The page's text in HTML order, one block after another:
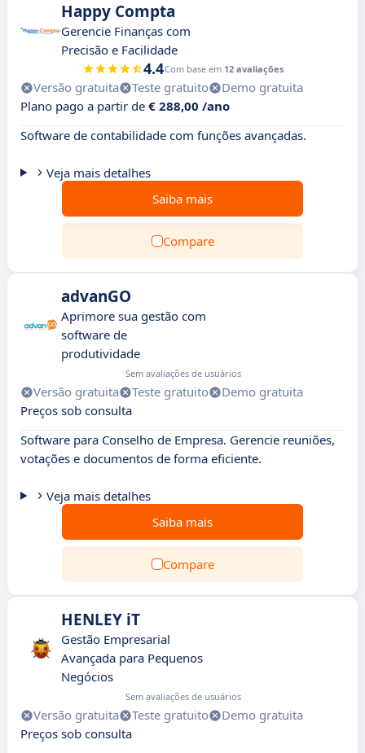
Happy Compta
Gerencie Finanças com
Precisão e Facilidade
4.4Com base em 12 avaliações
Versão gratuita Teste gratuito
Demo gratuita
Plano pago a partir de € 288,00 /ano
Software de contabilidade com funções avançadas.
Veja mais detalhes
Saiba mais
Compare
advanGO
Aprimore sua gestão com
software de
produtividade
Sem avaliações de usuários
Versão gratuita Teste gratuito
Demo gratuita
Preços sob consulta
Software para Conselho de Empresa. Gerencie reuniões,
votações e documentos de forma eficiente.
Veja mais detalhes
Saiba mais
Compare
HENLEY iT
Gestão Empresarial
Avançada para Pequenos
Negócios
Sem avaliações de usuários
Versão gratuita Teste gratuito
Demo gratuita
Preços sob consulta